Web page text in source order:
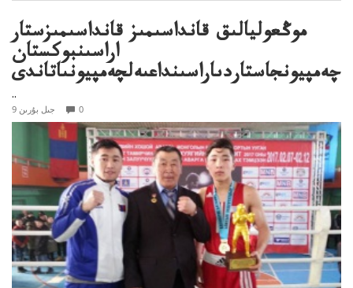
موڭعوليالىق قانداسىمىز قانداسىمىزستار
اراسىنبوكستان
چەمپيونجاستاردىاراسىنداعىەلچەمپيونىاتاندى
..
9 جىل بۇرىن 0